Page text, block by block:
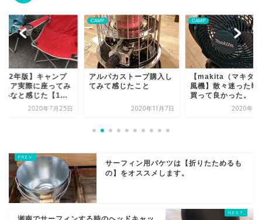
年版】キャンプ
ェア実際に座ってみ
いなと感じた【1...
2020年7月25日
CAMP
アルパカストーブ購入し
てみて感じたこと
2020年11月7日
CAMP
【makita（マキタ
風機】散々迷った挙
買って良かった。
2020年6
サーフィン用バケツは【折りたためるも
の】をオススメします。